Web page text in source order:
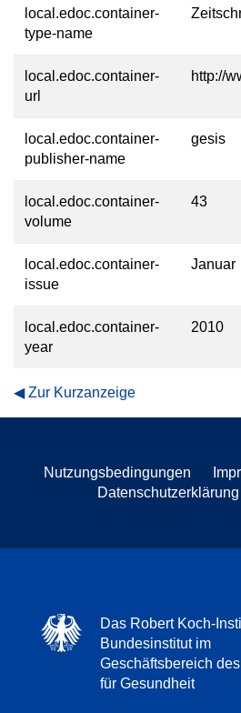
local.edoc.container-
type-name
local.edoc.container-
url
http://
local.edoc.container-
publisher-name
gesis
local.edoc.container-
volume
43
local.edoc.container-
issue
Januar
local.edoc.container-
year
2010
Zur Kurzanzeige
Nutzungsbedingungen
Datenschutzerklärung
Das Robert Koch-
Bundesinstitut im
Geschäftsbereich
für Gesundheit